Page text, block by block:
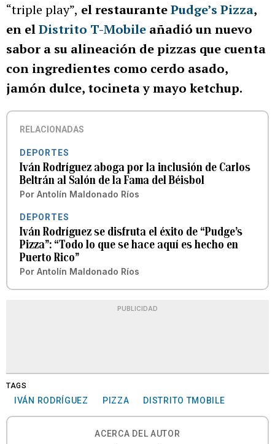
“triple play”, el restaurantePudge’s Pizza,
en elDistrito T-Mobile añadió un nuevo
sabor a su alineación de pizzas que cuenta
con ingredientes como cerdo asado,
jamón dulce, tocineta y mayo ketchup.
RELACIONADAS
DEPORTES
Iván Rodríguez aboga por la inclusión de Carlos
Beltrán al Salón de la Fama del Béisbol
Por Antolín Maldonado Ríos
DEPORTES
Iván Rodríguez se disfruta el éxito de “Pudge’s
Pizza”: “Todo lo que se hace aquí es hecho en
Puerto Rico”
Por Antolín Maldonado Ríos
PUBLICIDAD
TAGS
IVÁN RODRÍGUEZ PIZZA DISTRITO TMOBILE
ACERCA DEL AUTOR